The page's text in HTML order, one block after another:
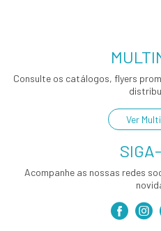
Consulte os catálogos, flyers
Ver
Acompanhe as nossas redes